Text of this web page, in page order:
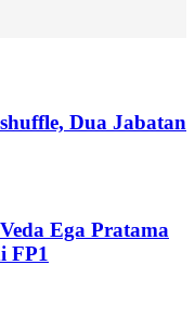
Dua Jabatan
Ega Pratama
FP1